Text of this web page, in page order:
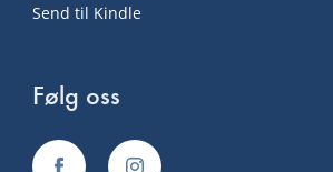
Send til Kindle
Følg oss